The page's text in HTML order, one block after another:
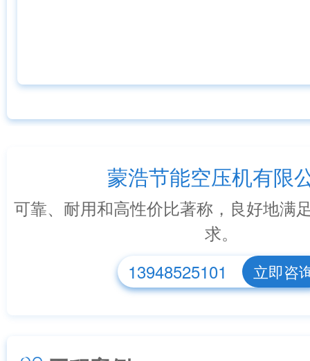
蒙浩节能空压机有限
可靠、耐用和高性价比著称，良好地满
求。
13948525101
立即咨